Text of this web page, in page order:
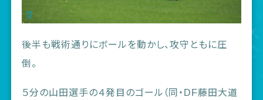
後半も戦術通りにボールを動かし、攻守ともに圧
倒。
５分の山田選手の４発目のゴール（同・ DF藤田大道